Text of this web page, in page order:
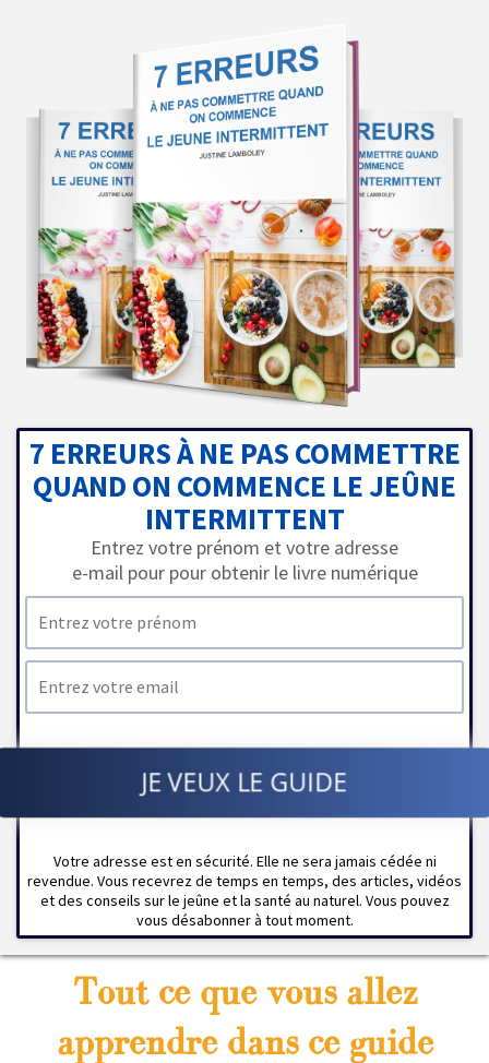
7 ERREURS À NE PAS COMMETTRE
QUAND ON COMMENCE LE JEÛNE
INTERMITTENT
Entrez votre prénom et votre adresse
e-mail pour pour obtenir le livre numérique
JE VEUX LE GUIDE
Votre adresse est en sécurité. Elle ne sera jamais cédée ni
revendue. Vous recevrez de temps en temps, des articles, vidéos
et des conseils sur le jeûne et la santé au naturel. Vous pouvez
vous désabonner à tout moment.
Tout ce que vous allez
apprendre dans ce guide